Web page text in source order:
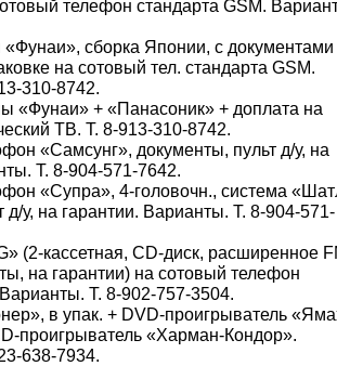
телефон стандарта GSM.
сборка Японии, с документами
на сотовый тел. стандарта GSM.
310-8742.
«Фунаи» + «Панасоник» + доплата на
ТВ. Т. 8-913-310-8742.
«Самсунг», документы, пульт д/у, на
Т. 8-904-571-7642.
«Супра», 4-головочн., система
д/у, на гарантии. Варианты. Т. 8-904-571-
(2-кассетная, CD-диск, расширенное
на гарантии) на сотовый телефон
Т. 8-902-757-3504.
в упак. + DVD-проигрыватель
проигрыватель «Харман-Кондор».
638-7934.